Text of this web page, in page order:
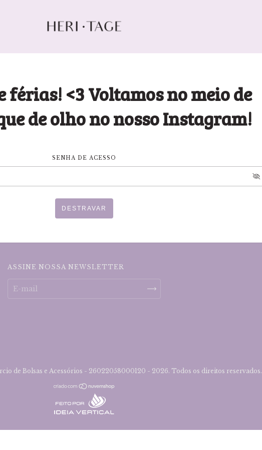
férias! <3 Voltamos no meio de
de olho no nosso Instagram!
SENHA DE ACESSO
DESTRAVAR
ASSINE NOSSA NEWSLETTER
de Bolsas e Acessórios - 26022058000120 - 2026. Todos os direitos reservados.